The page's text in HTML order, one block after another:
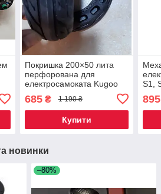
Покришка 200×50 лита
перфорована для
електросамоката Kugoo
685₴ 1 190 ₴
Купити
S1,
895
новинки
–80%